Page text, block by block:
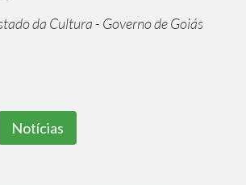
da Cultura - Governo de Goiás
Notícias